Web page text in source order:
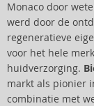
Monaco door
werd door de
regeneratieve
voor het hele
huidverzorging.
markt als pionier
combinatie met